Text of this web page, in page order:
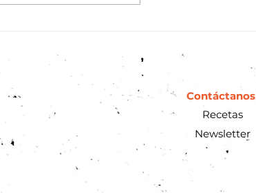
Contáctanos
Recetas
Newsletter